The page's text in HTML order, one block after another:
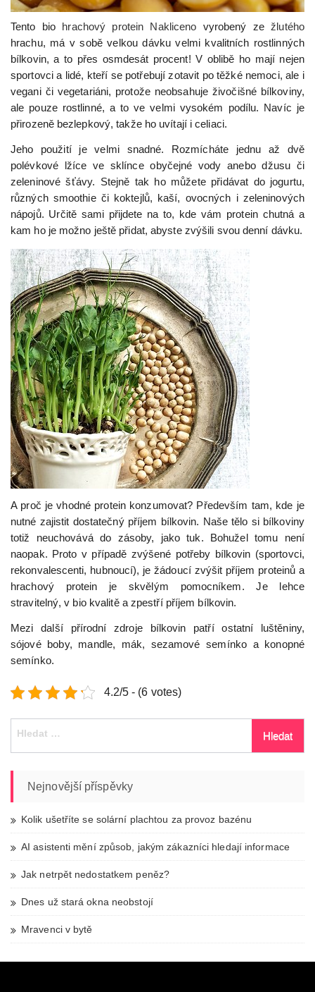
Tento bio hrachový protein Nakliceno vyrobený zežlutého
hrachu, má v sobě velkou dávku velmi kvalitních rostlinných
bílkovin, a to přes osmdesát procent! V oblibě ho mají nejen
sportovci a lidé, kteří se potřebují zotavit po těžké nemoci, ale i
vegani či vegetariáni, protože neobsahuje živočišné bílkoviny,
ale pouze rostlinné, a to ve velmi vysokém podílu. Navíc je
přirozeně bezlepkový, takže ho uvítají i celiaci.
Jeho použití je velmi snadné. Rozmícháte jednu až dvě
polévkové lžíce ve sklínce obyčejné vody anebo džusu či
zeleninové šťávy. Stejně tak ho můžete přidávat do jogurtu,
různých smoothie či koktejlů, kaší, ovocných i zeleninových
nápojů. Určitě sami přijdete na to, kde vám protein chutná a
kam ho je možno ještě přidat, abyste zvýšili svou denní dávku.
A proč je vhodné protein konzumovat? Především tam, kde je
nutné zajistit dostatečný příjem bílkovin. Naše tělo si bílkoviny
totiž neuchovává do zásoby, jako tuk. Bohužel tomu není
naopak. Proto v případě zvýšené potřeby bílkovin (sportovci,
rekonvalescenti, hubnoucí), je žádoucí zvýšit příjem proteinů a
hrachový protein je skvělým pomocníkem. Je lehce
stravitelný, v bio kvalitě a zpestří příjem bílkovin.
Mezi další přírodní zdroje bílkovin patří ostatní luštěniny,
sójové boby, mandle, mák, sezamové semínko a konopné
semínko.
4.2/5 - (6 votes)
Nejnovější příspěvky
Kolik ušetříte se solární plachtou za provoz bazénu
AI asistenti mění způsob, jakým zákazníci hledají informace
Jak netrpět nedostatkem peněz?
Dnes už stará okna neobstojí
Mravenci v bytě